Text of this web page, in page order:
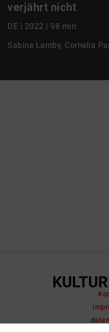
verjährt nicht
DE | 2022 | 98 min.
Sabine Lamby, Cornelia